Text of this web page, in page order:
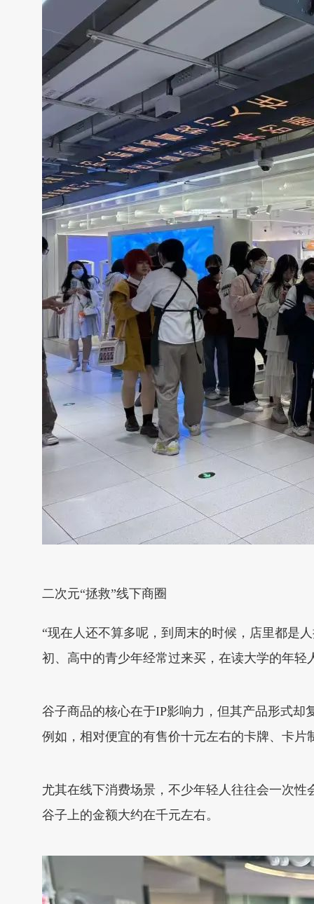
二次元“拯救”线下商圈
“现在人还不算多呢，到周末的时候，店里都是
初、高中的青少年经常过来买，在读大学的年轻
谷子商品的核心在于IP影响力，但其产品形式
例如，相对便宜的有售价十元左右的卡牌、卡
尤其在线下消费场景，不少年轻人往往会一次
谷子上的金额大约在千元左右。